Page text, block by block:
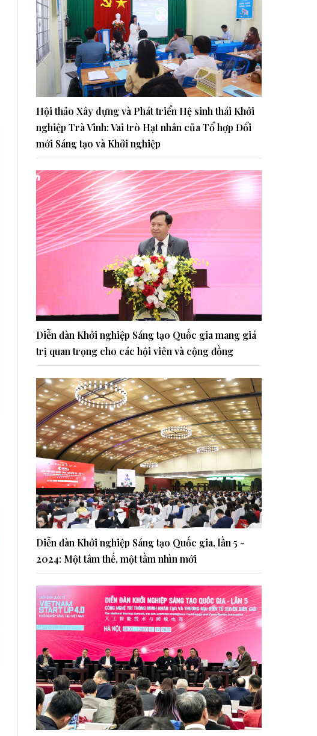
Hội thảo Xây dựng và Phát triển Hệ sinh thái Khởi
nghiệp Trà Vinh: Vai trò Hạt nhân của Tổ hợp Đổi
mới Sáng tạo và Khởi nghiệp
Diễn đàn Khởi nghiệp Sáng tạo Quốc gia mang giá
trị quan trọng cho các hội viên và cộng đồng
Diễn đàn Khởi nghiệp Sáng tạo Quốc gia, lần 5 -
2024: Một tâm thế, một tầm nhìn mới